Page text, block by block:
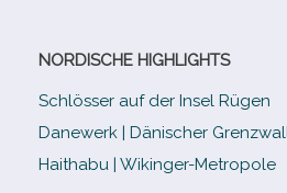
NORDISCHE HIGHLIGHTS
Schlösser auf der Insel Rügen
Danewerk | Dänischer Grenzwall
Haithabu | Wikinger-Metropole